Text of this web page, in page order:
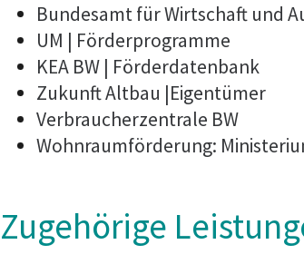
Bundesamt für Wirtschaft und
UM | Förderprogramme
KEA BW | Förderdatenbank
Zukunft Altbau |Eigentümer
Verbraucherzentrale BW
Wohnraumförderung:
Zugehörige